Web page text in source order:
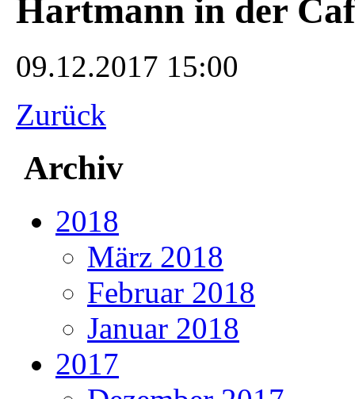
Hartmann in der
09.12.2017 15:00
Zurück
Archiv
2018
März 2018
Februar 2018
Januar 2018
2017